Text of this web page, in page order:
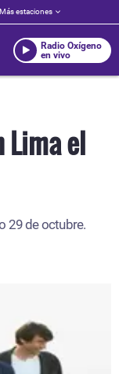
Más estaciones
Radio Oxígeno
en vivo
Lima el
29 de octubre.